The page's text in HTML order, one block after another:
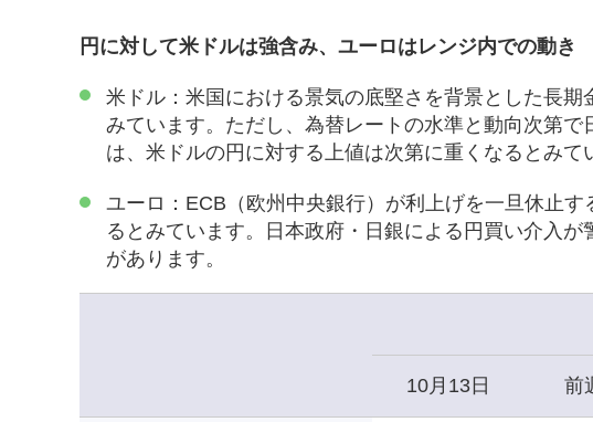
円に対して米ドルは強含み、ユーロはレンジ内での動き
米ドル：米国における景気の底堅さを背景とした長
みています。ただし、為替レートの水準と動向次第
は、米ドルの円に対する上値は次第に重くなるとみて
ユーロ：ECB（欧州中央銀行）が利上げを一旦休止
るとみています。日本政府・日銀による円買い介入
があります。
10月13日 前